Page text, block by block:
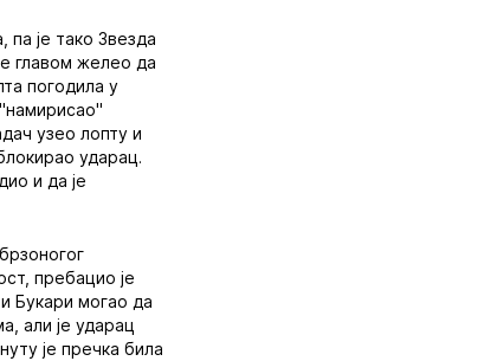
је тако Звезда
главом желео да
погодила у
узео лопту и
ударац.
и да је
пребацио је
Букари могао да
али је ударац
је пречка била